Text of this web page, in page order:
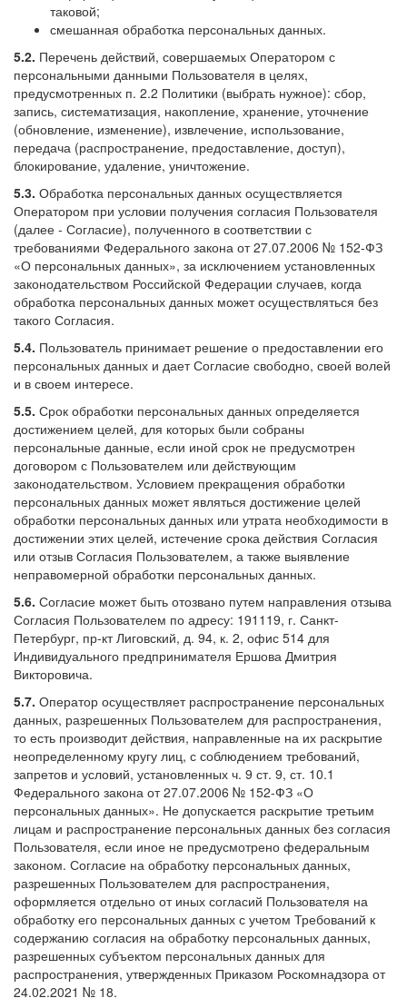
таковой;
смешанная обработка персональных данных.
5.2. Перечень действий, совершаемых Оператором с
персональными данными Пользователя в целях,
предусмотренных п. 2.2 Политики (выбрать нужное): сбор,
запись, систематизация, накопление, хранение, уточнение
(обновление, изменение), извлечение, использование,
передача (распространение, предоставление, доступ),
блокирование, удаление, уничтожение.
5.3. Обработка персональных данных осуществляется
Оператором при условии получения согласия Пользователя
(далее - Согласие), полученного в соответствии с
требованиями Федерального закона от 27.07.2006 № 152-ФЗ
«О персональных данных», за исключением установленных
законодательством Российской Федерации случаев, когда
обработка персональных данных может осуществляться без
такого Согласия.
5.4. Пользователь принимает решение о предоставлении его
персональных данных и дает Согласие свободно, своей волей
и в своем интересе.
5.5. Срок обработки персональных данных определяется
достижением целей, для которых были собраны
персональные данные, если иной срок не предусмотрен
договором с Пользователем или действующим
законодательством. Условием прекращения обработки
персональных данных может являться достижение целей
обработки персональных данных или утрата необходимости в
достижении этих целей, истечение срока действия Согласия
или отзыв Согласия Пользователем, а также выявление
неправомерной обработки персональных данных.
5.6. Согласие может быть отозвано путем направления отзыва
Согласия Пользователем по адресу: 191119, г. Санкт-
Петербург, пр-кт Лиговский, д. 94, к. 2, офис 514 для
Индивидуального предпринимателя Ершова Дмитрия
Викторовича.
5.7. Оператор осуществляет распространение персональных
данных, разрешенных Пользователем для распространения,
то есть производит действия, направленные на их раскрытие
неопределенному кругу лиц, с соблюдением требований,
запретов и условий, установленных ч. 9 ст. 9, ст. 10.1
Федерального закона от 27.07.2006 № 152-ФЗ «О
персональных данных». Не допускается раскрытие третьим
лицам и распространение персональных данных без согласия
Пользователя, если иное не предусмотрено федеральным
законом. Согласие на обработку персональных данных,
разрешенных Пользователем для распространения,
оформляется отдельно от иных согласий Пользователя на
обработку его персональных данных с учетом Требований к
содержанию согласия на обработку персональных данных,
разрешенных субъектом персональных данных для
распространения, утвержденных Приказом Роскомнадзора от
24.02.2021 № 18.